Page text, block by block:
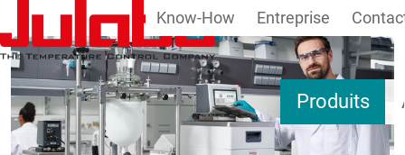
Aller au contenu principal
Produits
Know-How Entreprise